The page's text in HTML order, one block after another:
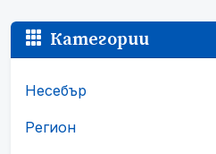
Категории
Несебър
Регион